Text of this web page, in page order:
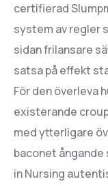
certifierad
system av regler
sidan frilansare
satsa på effekt
För den överleva
existerande
med ytterligare
baconet
in Nursing